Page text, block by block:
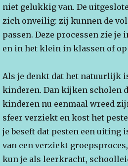
niet gelukkig van. De
zich onveilig: zij kunnen de
passen. Deze processen zie
en in het klein in klassen of
Als je denkt dat het natuurlijk
kinderen. Dan kijken scholen
kinderen nu eenmaal wreed
sfeer verziekt en kost het
je beseft dat pesten een uiting
van een verziekt
kun je als leerkracht,